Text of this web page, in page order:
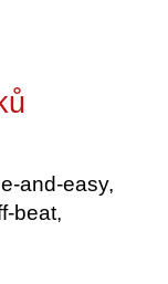
and-easy,
beat,